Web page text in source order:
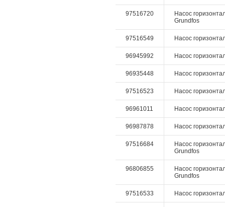
97516720
Насос
Grundfos
97516549 Насос
96945992 Насос
96935448 Насос
97516523 Насос
96961011 Насос
96987878 Насос
97516684
Насос
Grundfos
96806855
Насос
Grundfos
97516533 Насос